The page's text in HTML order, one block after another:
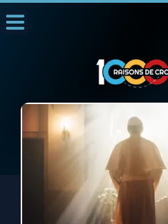
1000 Raisons de Croire
L'actualité de la semaine